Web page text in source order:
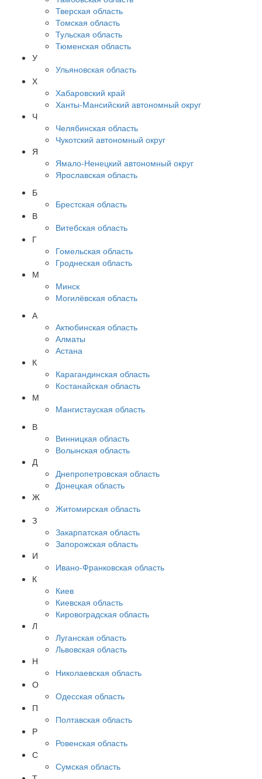
Тверская область
Томская область
Тульская область
Тюменская область
У
Ульяновская область
Х
Хабаровский край
Ханты-Мансийский автономный округ
Ч
Челябинская область
Чукотский автономный округ
Я
Ямало-Ненецкий автономный округ
Ярославская область
Б
Брестская область
В
Витебская область
Г
Гомельская область
Гроднеская область
М
Минск
Могилёвская область
А
Актюбинская область
Алматы
Астана
К
Карагандинская область
Костанайская область
М
Мангистауская область
В
Винницкая область
Волынская область
Д
Днепропетровская область
Донецкая область
Ж
Житомирская область
З
Закарпатская область
Запорожская область
И
Ивано-Франковская область
К
Киев
Киевская область
Кировоградская область
Л
Луганская область
Львовская область
Н
Николаевская область
О
Одесская область
П
Полтавская область
Р
Ровенская область
С
Сумская область